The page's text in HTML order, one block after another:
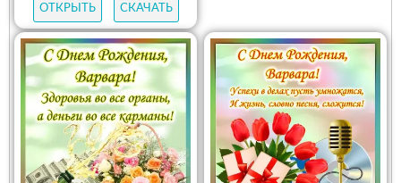
ОТКРЫТЬ СКАЧАТЬ